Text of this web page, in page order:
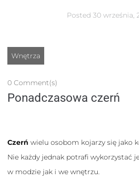
Posted 30 września,
Wnętrza
0 Comment(s)
Ponadczasowa czerń
Czerń wielu osobom kojarzy się jako
Nie każdy jednak potrafi wykorzystać
w modzie jak i we wnętrzu.
one potrzebne
funkcjonowania
strony
internetowej.